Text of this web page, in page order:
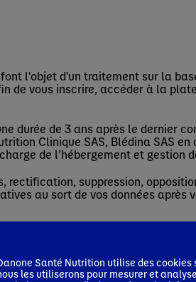
l'objet d'un traitement sur la
de vous inscrire, accéder à la
durée de 3 ans après le dernier
Clinique SAS, Blédina SAS
de l’hébergement et gestion
rectification, suppression,
au sort de vos données après
de confidentialité, vous pouvez
pageContactou à l’adresse
Santé Nutrition utilise des
les utiliserons pour mesurer et